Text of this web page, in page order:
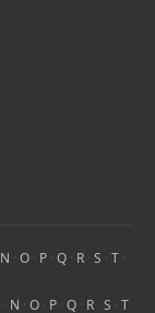
N · O · P · Q · R · S · T ·
· N · O · P · Q · R · S · T